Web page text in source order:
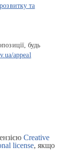
та
будь
appeal
Creative
license, якщо